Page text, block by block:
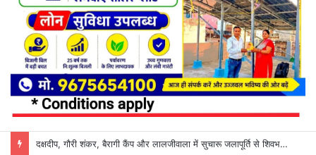
शिवभक्तों के स्वास्थ्य की सुरक्षा में जुटा स्वास्थ्य विभाग, 32 शिविरों में मिल रहा नि:शुल्क उपचार